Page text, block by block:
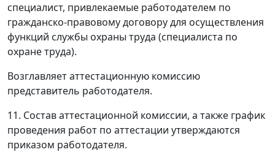
специалист, привлекаемые работодателем по
гражданско-правовому договору для осуществления
функций службы охраны труда (специалиста по
охране труда).
Возглавляет аттестационную комиссию
представитель работодателя.
11. Состав аттестационной комиссии, а также график
проведения работ по аттестации утверждаются
приказом работодателя.